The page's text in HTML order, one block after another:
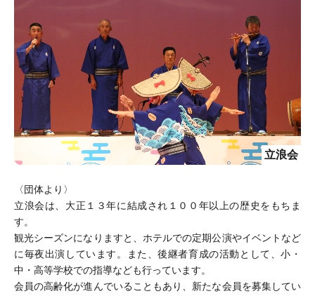
立浪会
〈団体より〉
立浪会は、大正１３年に結成され１００年以上の歴史をもちま
す。
観光シーズンになりますと、ホテルでの定期公演やイベントなど
に毎夜出演しています。また、後継者育成の活動として、小・
中・高等学校での指導なども行っています。
会員の高齢化が進んでいることもあり、新たな会員を募集してい